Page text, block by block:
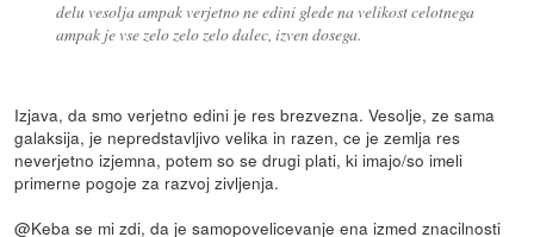
delu vesolja ampak verjetno ne edini glede na velikost celotnega
ampak je vse zelo zelo zelo dalec, izven dosega.
Izjava, da smo verjetno edini je res brezvezna. Vesolje, ze sama
galaksija, je nepredstavljivo velika in razen, ce je zemlja res
neverjetno izjemna, potem so se drugi plati, ki imajo/so imeli
primerne pogoje za razvoj zivljenja.
@Keba se mi zdi, da je samopovelicevanje ena izmed znacilnosti